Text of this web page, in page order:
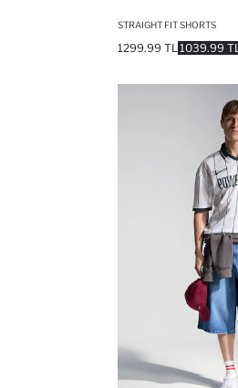
STRAIGHT FIT SHORTS
1039.99 TL
1299.99 TL